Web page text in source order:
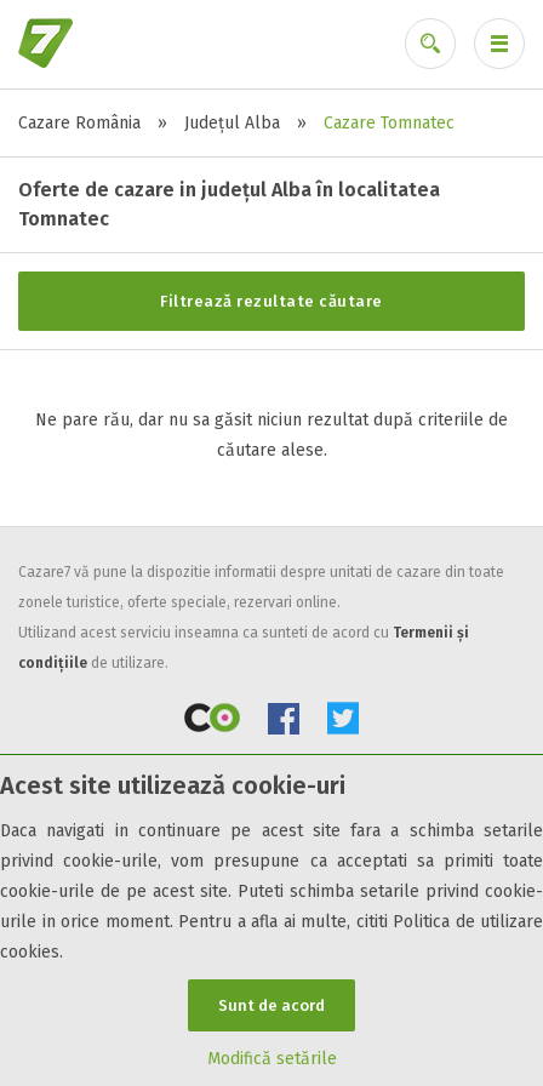
Acest site utilizează cookie-uri
Daca navigati in continuare pe acest site fara a schimba setarile
privind cookie-urile, vom presupune ca acceptati sa primiti toate
cookie-urile de pe acest site. Puteti schimba setarile privind cookie-
urile in orice moment. Pentru a afla ai multe, cititi Politica de utilizare
cookies.
Sunt de acord
Modifică setările
Cazare România » Județul Alba » Cazare Tomnatec
Oferte de cazare in județul Alba în localitatea
Tomnatec
Filtrează rezultate căutare
Stele / margarete
Neclasificat
1 stea / margareta
3 stele / margarete
4 stele / margarete
Selecteaza pretul
Facilități
Internet wireless
Parcare
All inclusive
Pensiune completa
Demipensiune
Mic dejun
Accepta animale
Accepta voucher vacanta
Acces persoane cu dizabilități
Ne pare rău, dar nu sa găsit niciun rezultat după criteriile de
căutare alese.
Cazare7 vă pune la dispozitie informatii despre unitati de cazare din toate
zonele turistice, oferte speciale, rezervari online.
Utilizand acest serviciu inseamna ca sunteti de acord cu Termenii și
condițiile de utilizare.
Obiective turistice Informații utile Parteneri Cazare7 Harta Cazare7